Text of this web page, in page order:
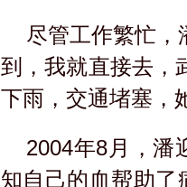
尽管工作繁忙，
到，我就直接去，
下雨，交通堵塞，
2004年8月，潘
知自己的血帮助了